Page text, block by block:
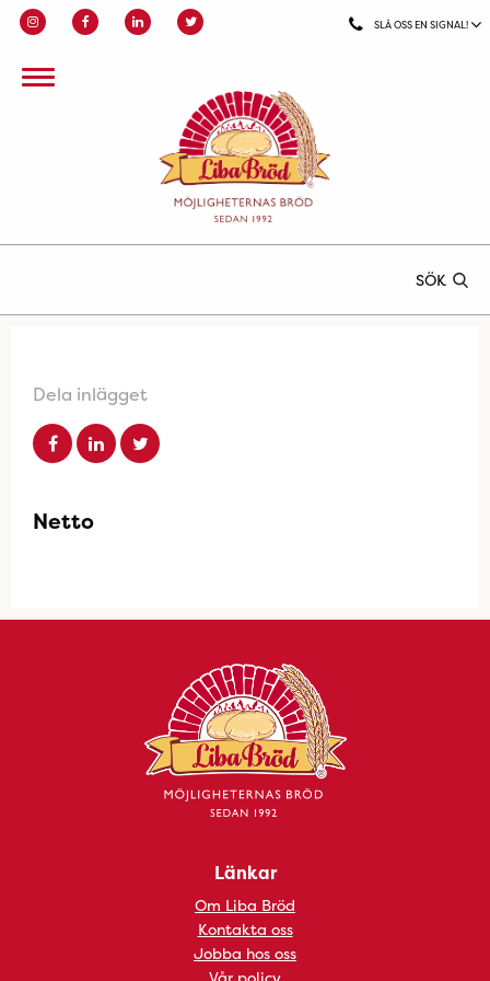
SLÅ OSS EN SIGNAL!
SÖK
Dela inlägget
Netto
Länkar
Om Liba Bröd
Kontakta oss
Jobba hos oss